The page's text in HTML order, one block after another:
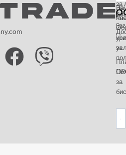
За
нас
и
за
за
за